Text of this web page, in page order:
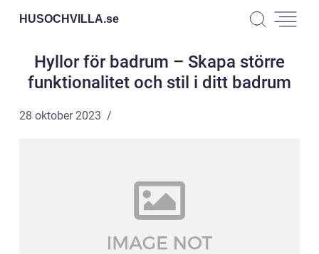
HUSOCHVILLA.se
Hyllor för badrum – Skapa större
funktionalitet och stil i ditt badrum
28 oktober 2023